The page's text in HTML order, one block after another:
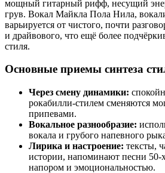
мощный гитарный рифф, несущий
грув. Вокал Майкла Пола Нила,
варьируется от чистого, почти
и драйвового, что ещё более
стиля.
Основные приемы синтеза
Через смену динамики:
рокабилли-стилем сменяются
припевами.
Вокальное разнообразие:
вокала и грубого напевного
Лирика и настроение: тексты,
истории, напоминают песни
напором и эмоциональностью.